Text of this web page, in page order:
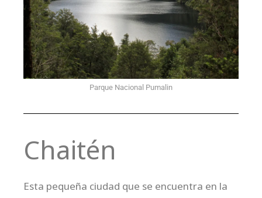
Parque Nacional Pumalin
Chaitén
Esta pequeña ciudad que se encuentra en la